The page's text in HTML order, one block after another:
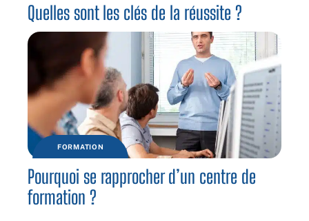
Quelles sont les clés de la réussite ?
FORMATION
Pourquoi se rapprocher d’un centre de
formation ?